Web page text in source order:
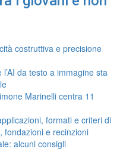
costruttiva e precisione
da testo a immagine sta
Marinelli centra 11
formati e criteri di
fondazioni e recinzioni
alcuni consigli